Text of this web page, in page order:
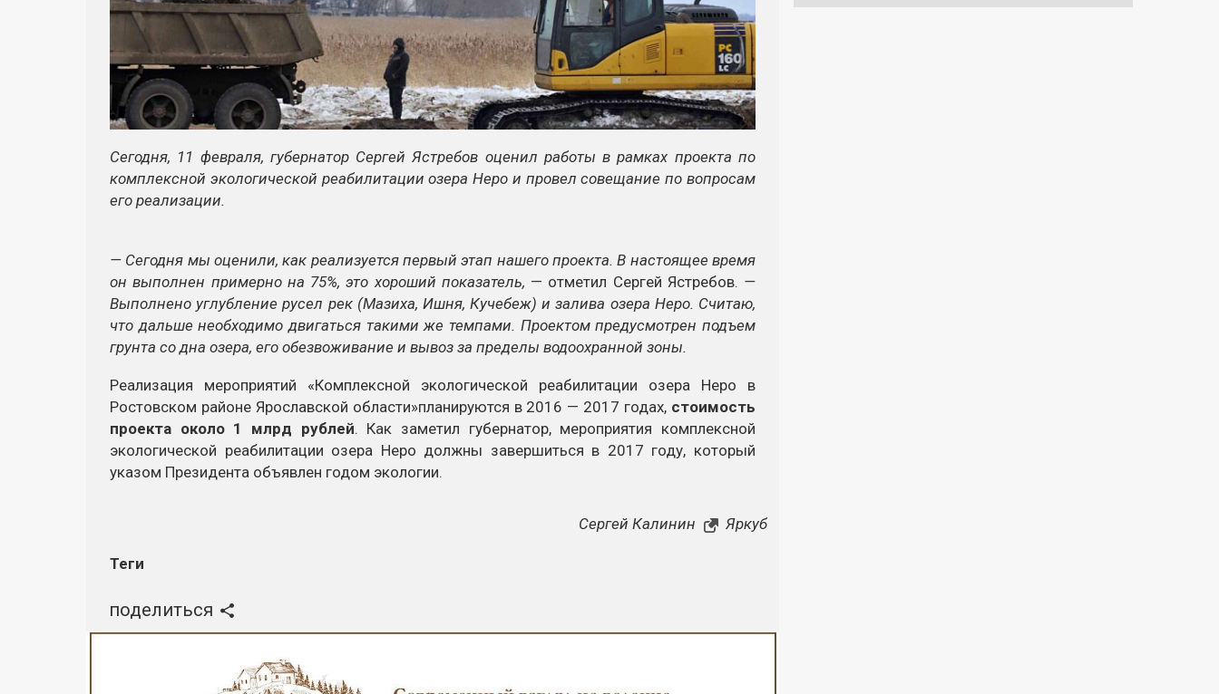
Сегодня, 11 февраля, губернатор Сергей Ястребов оценил работы в рамках проекта по
комплексной экологической реабилитации озера Неро и провел совещание по вопросам
его реализации.
— Сегодня мы оценили, как реализуется первый этап нашего проекта. В настоящее время
он выполнен примерно на 75%, это хороший показатель, — отметил Сергей Ястребов. —
Выполнено углубление русел рек (Мазиха, Ишня, Кучебеж) и залива озера Неро. Считаю,
что дальше необходимо двигаться такими же темпами. Проектом предусмотрен подъем
грунта со дна озера, его обезвоживание и вывоз за пределы водоохранной зоны.
Реализация мероприятий «Комплексной экологической реабилитации озера Неро в
Ростовском районе Ярославской области»планируются в 2016 — 2017 годах, стоимость
проекта около 1 млрд рублей. Как заметил губернатор, мероприятия комплексной
экологической реабилитации озера Неро должны завершиться в 2017 году, который
указом Президента объявлен годом экологии.
Сергей Калинин Яркуб
Теги
поделиться